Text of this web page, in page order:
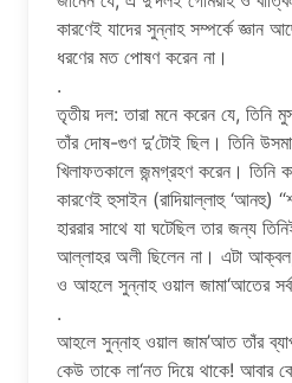
কারণেই যাদের সুন্নাহ সম্পর্কে জ্ঞান
ধরণের মত পোষণ করেন না।
.
তৃতীয় দল: তারা মনে করেন যে, তিনি
তাঁর দোষ-গুণ দু’টোই ছিল। তিনি
খিলাফতকালে জন্মগ্রহণ করেন। তিনি
কারণেই হুসাইন (রাদিয়াল্লাহু ‘আনহু)
হাররার সাথে যা ঘটেছিল তার জন্য
আল্লাহর অলী ছিলেন না। এটা
ও আহলে সুন্নাহ ওয়াল জামা‘আতের
.
আহলে সুন্নাহ ওয়াল জাম’আত তাঁর
কেউ তাকে লা‘নত দিয়ে থাকে! আবার